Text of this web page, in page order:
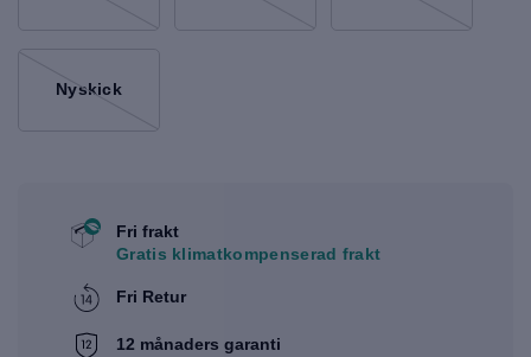
Nyskick
Fri frakt
Gratis klimatkompenserad frakt
Fri Retur
12 månaders garanti